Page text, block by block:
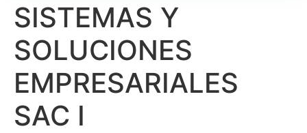
SISTEMAS Y
SOLUCIONES
EMPRESARIALES
SAC I